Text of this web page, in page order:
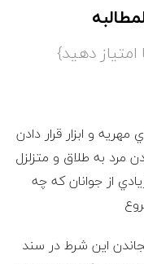
و ابزار قرار دادن
مرد به طلاق و متزلزل
از جوانان که چه
اين شرط در سند